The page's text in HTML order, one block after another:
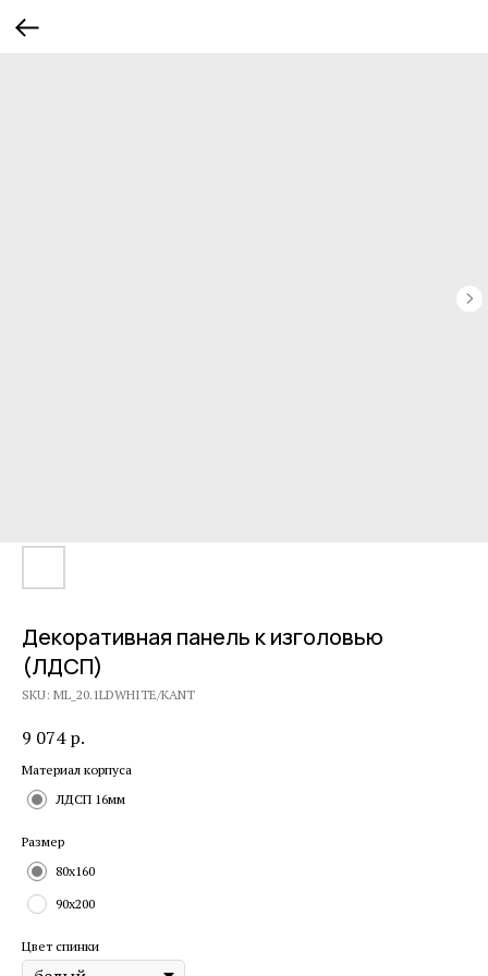
Декоративная панель к изголовью
(ЛДСП)
SKU: ML_20.1LDWHITE/KANT
9 074 р.
Материал корпуса
ЛДСП 16мм
Размер
80x160
90x200
Цвет спинки